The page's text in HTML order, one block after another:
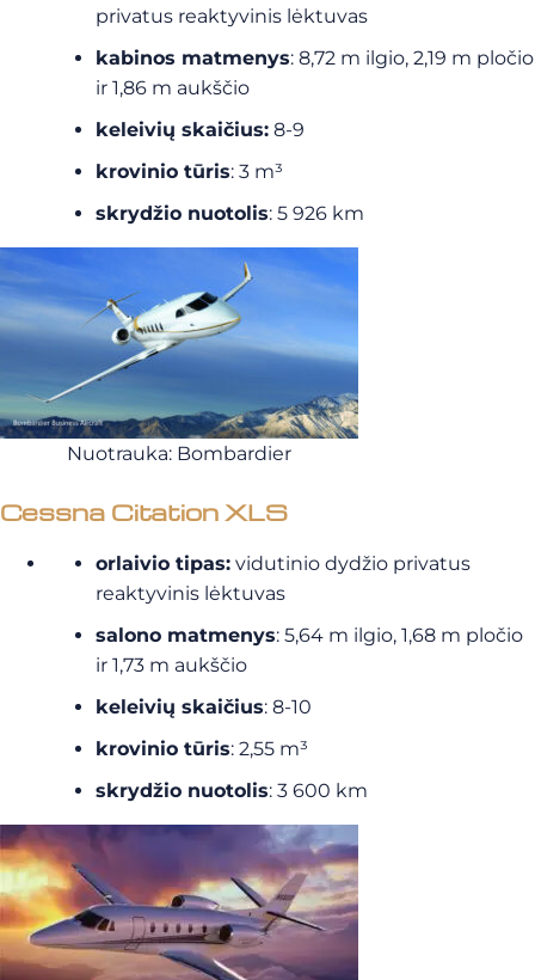
privatus reaktyvinis lėktuvas
kabinos matmenys: 8,72 m ilgio, 2,19 m pločio
ir 1,86 m aukščio
keleivių skaičius: 8-9
krovinio tūris: 3 m³
skrydžio nuotolis: 5 926 km
Nuotrauka: Bombardier
Cessna Citation XLS
orlaivio tipas: vidutinio dydžio privatus
reaktyvinis lėktuvas
salono matmenys: 5,64 m ilgio, 1,68 m pločio
ir 1,73 m aukščio
keleivių skaičius: 8-10
krovinio tūris: 2,55 m³
skrydžio nuotolis: 3 600 km